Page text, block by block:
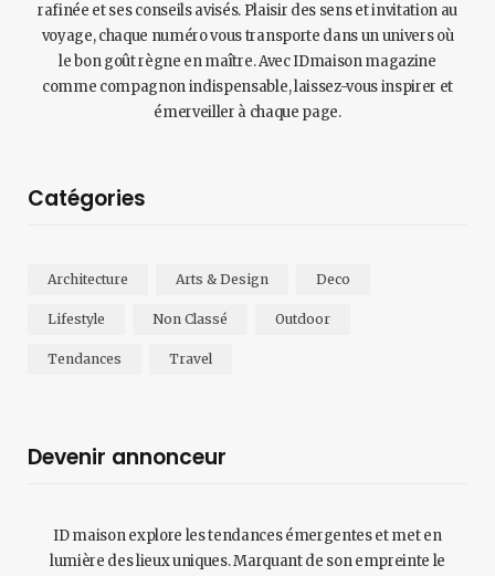
rafinée et ses conseils avisés. Plaisir des sens et invitation au
voyage, chaque numéro vous transporte dans un univers où
le bon goût règne en maître. Avec IDmaison magazine
comme compagnon indispensable, laissez-vous inspirer et
émerveiller à chaque page.
Catégories
Architecture Arts & Design Deco
Lifestyle Non Classé Outdoor
Tendances Travel
Devenir annonceur
ID maison explore les tendances émergentes et met en
lumière des lieux uniques. Marquant de son empreinte le